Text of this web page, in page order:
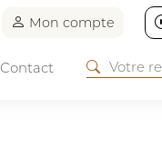
Mon compte
Contact